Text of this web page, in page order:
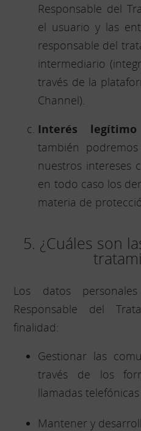
Responsable del
el usuario y las
responsable del
intermediario
través de la
Channel).
Interés
también
nuestros intereses
en todo caso los
materia de
5. ¿Cuáles son
Los datos
Responsable del
finalidad:
Gestionar las
través de los
llamadas
Mantener y